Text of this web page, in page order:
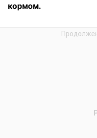
кормом.